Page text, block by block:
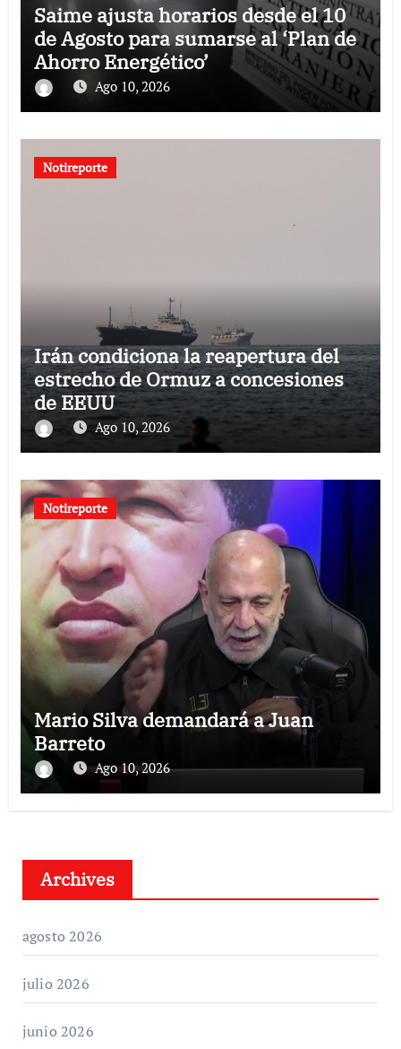
Saime ajusta horarios desde el 10
de Agosto para sumarse al ‘Plan de
Ahorro Energético’
Ago 10, 2026
Notireporte
Irán condiciona la reapertura del
estrecho de Ormuz a concesiones
de EEUU
Ago 10, 2026
Notireporte
Mario Silva demandará a Juan
Barreto
Ago 10, 2026
Archives
agosto 2026
julio 2026
junio 2026